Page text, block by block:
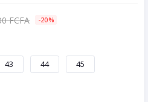
FCFA -20%
43 44 45